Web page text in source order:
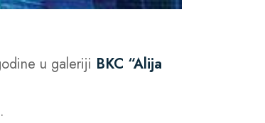
u galeriji BKC “Alija